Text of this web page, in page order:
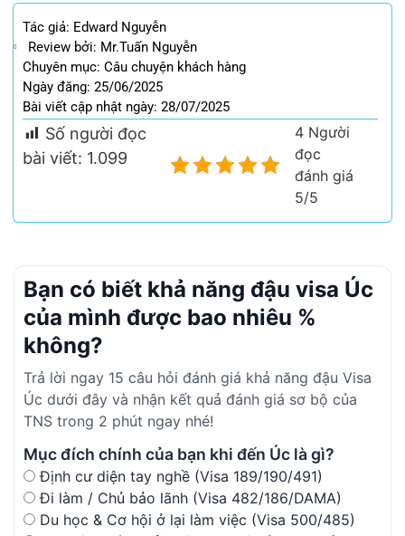
Tác giả: Edward Nguyễn
Review bởi: Mr.Tuấn Nguyễn
Chuyên mục: Câu chuyện khách hàng
Ngày đăng: 25/06/2025
Bài viết cập nhật ngày: 28/07/2025
Số người đọc
bài viết: 1.099
4 Người
đọc
đánh giá
5/5
Bạn có biết khả năng đậu visa Úc
của mình được bao nhiêu %
không?
Trả lời ngay 15 câu hỏi đánh giá khả năng đậu Visa
Úc dưới đây và nhận kết quả đánh giá sơ bộ của
TNS trong 2 phút ngay nhé!
Mục đích chính của bạn khi đến Úc là gì?
Định cư diện tay nghề (Visa 189/190/491)
Đi làm / Chủ bảo lãnh (Visa 482/186/DAMA)
Du học & Cơ hội ở lại làm việc (Visa 500/485)